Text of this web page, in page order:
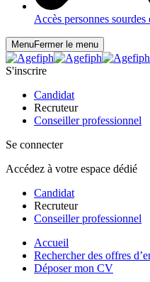
Accès personnes sourdes
MenuFermer le menu
S'inscrire
Candidat
Recruteur
Conseiller professionnel
Se connecter
Accédez à votre espace dédié
Candidat
Recruteur
Conseiller professionnel
Accueil
Rechercher des offres
Déposer mon CV